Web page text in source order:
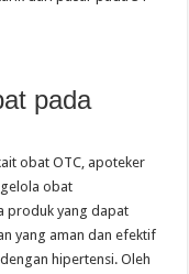
pada
obat OTC, apoteker
obat
produk yang dapat
yang aman dan efektif
hipertensi. Oleh